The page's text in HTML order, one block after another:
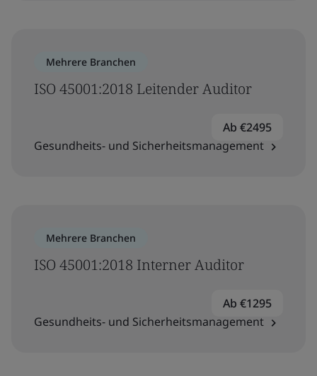
Mehrere Branchen
ISO 45001:2018 Leitender Auditor
Gesundheits- und Sicherheitsmanagement
Ab €2495
Mehrere Branchen
ISO 45001:2018 Interner Auditor
Gesundheits- und Sicherheitsmanagement
Ab €1295